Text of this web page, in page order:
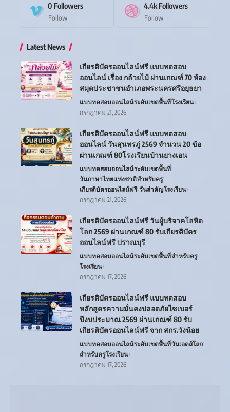
0 Followers
Follow
4.4k Followers
Follow
Latest News
เกียรติบัตรออนไลน์ฟรี แบบทดสอบ
ออนไลน์ เรื่อง กล้วยไม้ ผ่านเกณฑ์ 70 ห้อง
สมุดประชาชนอำเภอพระนครศรีอยุธยา
แบบทดสอบออนไลน์ระดับเขตพื้นที่โรงเรียน
กรกฎาคม 21, 2026
เกียรติบัตรออนไลน์ฟรี แบบทดสอบ
ออนไลน์ วันสุนทรภู่ 2569 จำนวน 20 ข้อ
ผ่านเกณฑ์ 80โรงเรียนบ้านยางเอน
แบบทดสอบออนไลน์ระดับเขตพื้นที่
วันภาษาไทยแห่งชาติสำหรับครู
เกียรติบัตรออนไลน์ฟรี-วันสำคัญโรงเรียน
กรกฎาคม 21, 2026
เกียรติบัตรออนไลน์ฟรี วันผู้บริจาคโลหิต
โลก 2569 ผ่านเกณฑ์ 80 รับเกียรติบัตร
ออนไลน์ฟรี ปราณบุรี
แบบทดสอบออนไลน์ระดับเขตพื้นที่สำหรับครู
โรงเรียน
กรกฎาคม 17, 2026
เกียรติบัตรออนไลน์ฟรี แบบทดสอบ
หลักสูตรความมั่นคงปลอดภัยไซเบอร์
ปีงบประมาณ 2569 ผ่านเกณฑ์ 80 รับ
เกียรติบัตรออนไลน์ฟรี จาก สกร.วังน้อย
แบบทดสอบออนไลน์ระดับเขตพื้นที่วันเอดส์โลก
สำหรับครูโรงเรียน
กรกฎาคม 17, 2026